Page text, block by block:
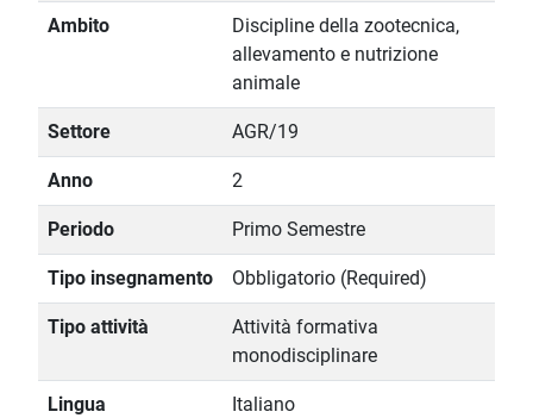
Ambito
Discipline della zootecnica,
allevamento e nutrizione
animale
Settore AGR/19
Anno 2
Periodo Primo Semestre
Tipo insegnamento Obbligatorio (Required)
Tipo attività
Attività formativa
monodisciplinare
Lingua
Italiano